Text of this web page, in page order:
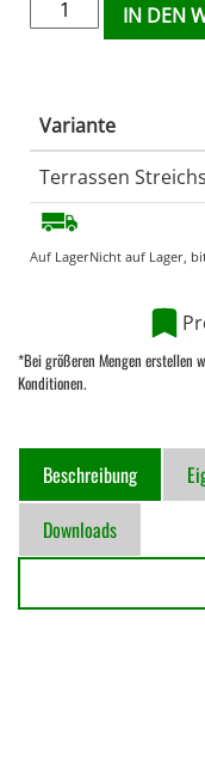
IN DEN
Variante
Terrassen
Auf LagerNicht auf Lager,
*Bei größeren Mengen erstellen
Konditionen.
Beschreibung
Downloads